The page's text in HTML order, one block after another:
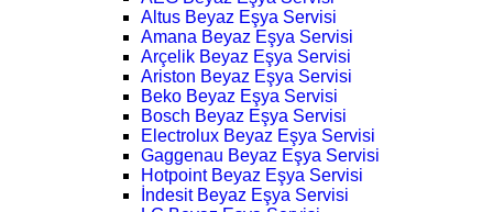
Altus Beyaz Eşya Servisi
Amana Beyaz Eşya Servisi
Arçelik Beyaz Eşya Servisi
Ariston Beyaz Eşya Servisi
Beko Beyaz Eşya Servisi
Bosch Beyaz Eşya Servisi
Electrolux Beyaz Eşya Servisi
Gaggenau Beyaz Eşya Servisi
Hotpoint Beyaz Eşya Servisi
İndesit Beyaz Eşya Servisi